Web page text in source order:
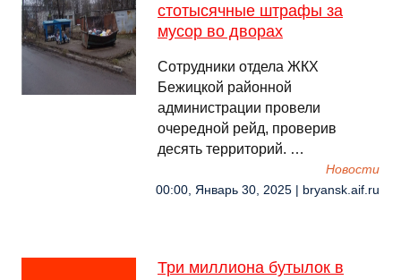
стотысячные штрафы за
мусор во дворах
Сотрудники отдела ЖКХ
Бежицкой районной
администрации провели
очередной рейд, проверив
десять территорий. …
Новости
00:00, Январь 30, 2025 | bryansk.aif.ru
Три миллиона бутылок в